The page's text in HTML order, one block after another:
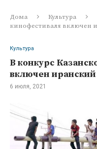
Дома Культура
кинофестиваля включен
Культура
В конкурс
включен
6 июля, 2021